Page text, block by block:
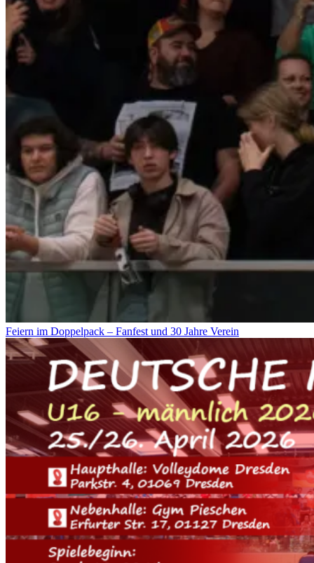
Feiern im Doppelpack – Fanfest und 30 Jahre Verein